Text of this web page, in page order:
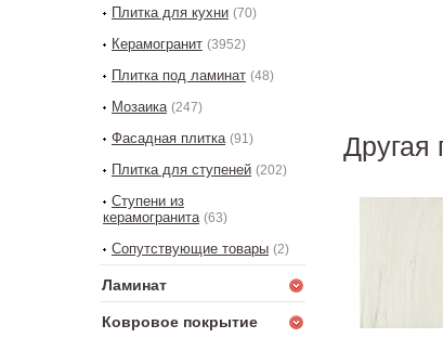
Плитка для кухни (70)
Керамогранит (3952)
Плитка под ламинат (48)
Мозаика (247)
Фасадная плитка (91)
Плитка для ступеней (202)
Ступени из
керамогранита (63)
Сопутствующие товары (2)
Ламинат
Ковровое покрытие
Другая